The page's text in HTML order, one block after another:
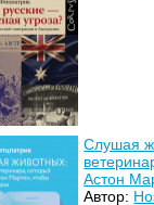
Слушая
Астон
Автор: